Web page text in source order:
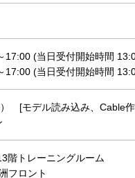
17:00 (当日受付開始時間
17:00 (当日受付開始時間
[モデル読み込み、Cable
トレーニングルーム
フロント